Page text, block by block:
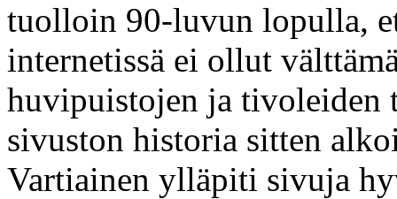
tuolloin 90-luvun lopulla,
internetissä ei ollut
huvipuistojen ja tivoleiden
sivuston historia sitten
Vartiainen ylläpiti sivuja